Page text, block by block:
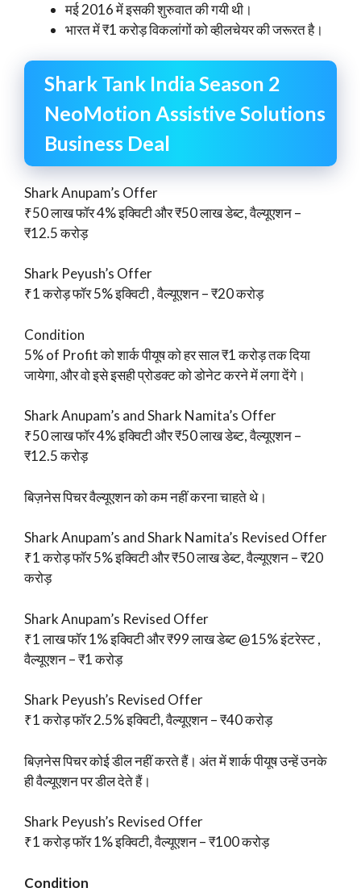
मई 2016 में इसकी शुरुवात की गयी थी।
भारत में ₹1 करोड़ विकलांगों को व्हीलचेयर की जरूरत है।
Shark Tank India Season 2
NeoMotion Assistive Solutions
Business Deal
Shark Anupam’s Offer
₹50 लाख फॉर 4% इक्विटी और ₹50 लाख डेब्ट, वैल्यूएशन –
₹12.5 करोड़
Shark Peyush’s Offer
₹1 करोड़ फॉर 5% इक्विटी , वैल्यूएशन – ₹20 करोड़
Condition
5% of Profit को शार्क पीयूष को हर साल ₹1 करोड़ तक दिया
जायेगा, और वो इसे इसही प्रोडक्ट को डोनेट करने में लगा देंगे।
Shark Anupam’s and Shark Namita’s Offer
₹50 लाख फॉर 4% इक्विटी और ₹50 लाख डेब्ट, वैल्यूएशन –
₹12.5 करोड़
बिज़नेस पिचर वैल्यूएशन को कम नहीं करना चाहते थे।
Shark Anupam’s and Shark Namita’s Revised Offer
₹1 करोड़ फॉर 5% इक्विटी और ₹50 लाख डेब्ट, वैल्यूएशन – ₹20
करोड़
Shark Anupam’s Revised Offer
₹1 लाख फॉर 1% इक्विटी और ₹99 लाख डेब्ट @15% इंटरेस्ट ,
वैल्यूएशन – ₹1 करोड़
Shark Peyush’s Revised Offer
₹1 करोड़ फॉर 2.5% इक्विटी, वैल्यूएशन – ₹40 करोड़
बिज़नेस पिचर कोई डील नहीं करते हैं। अंत में शार्क पीयूष उन्हें उनके
ही वैल्यूएशन पर डील देते हैं।
Shark Peyush’s Revised Offer
₹1 करोड़ फॉर 1% इक्विटी, वैल्यूएशन – ₹100 करोड़
Condition